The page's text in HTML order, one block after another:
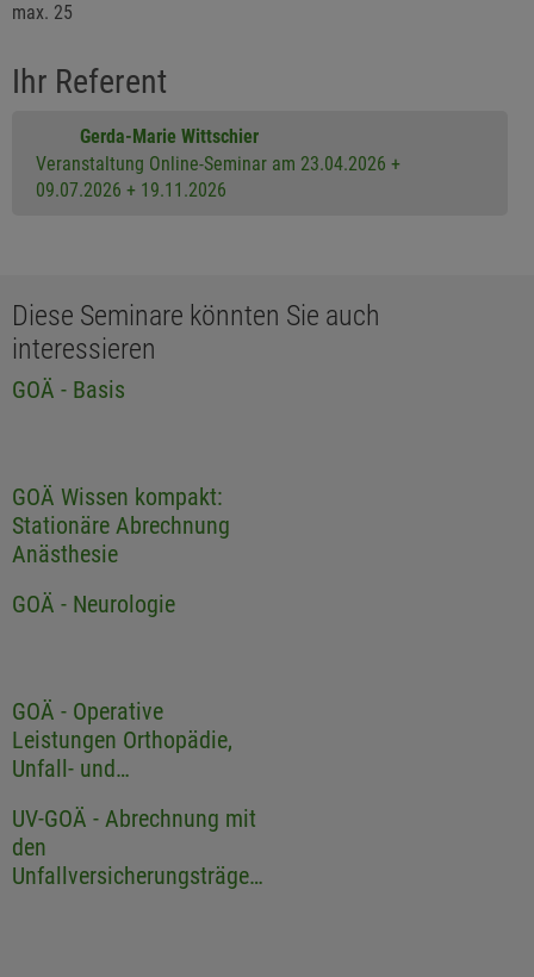
max. 25
Ihr Referent
Gerda-Marie Wittschier
Veranstaltung Online-Seminar am 23.04.2026 +
09.07.2026 + 19.11.2026
Diese Seminare könnten Sie auch
interessieren
GOÄ - Basis
GOÄ Wissen kompakt:
Stationäre Abrechnung
Anästhesie
GOÄ - Neurologie
GOÄ - Operative
Leistungen Orthopädie,
Unfall- und
UV-GOÄ - Abrechnung mit
den
Unfallversicherungsträgern